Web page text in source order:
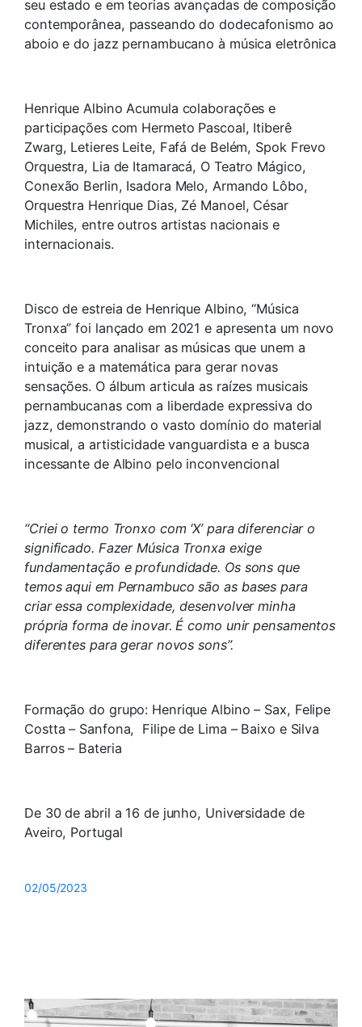
seu estado e em teorias avançadas de composição
contemporânea, passeando do dodecafonismo ao
aboio e do jazz pernambucano à música eletrônica
Henrique Albino Acumula colaborações e
participações com Hermeto Pascoal, Itiberê
Zwarg, Letieres Leite, Fafá de Belém, Spok Frevo
Orquestra, Lia de Itamaracá, O Teatro Mágico,
Conexão Berlin, Isadora Melo, Armando Lôbo,
Orquestra Henrique Dias, Zé Manoel, César
Michiles, entre outros artistas nacionais e
internacionais.
Disco de estreia de Henrique Albino, “Música
Tronxa” foi lançado em 2021 e apresenta um novo
conceito para analisar as músicas que unem a
intuição e a matemática para gerar novas
sensações. O álbum articula as raízes musicais
pernambucanas com a liberdade expressiva do
jazz, demonstrando o vasto domínio do material
musical, a artisticidade vanguardista e a busca
incessante de Albino pelo inconvencional
“Criei o termo Tronxo com ‘X’ para diferenciar o
significado. Fazer Música Tronxa exige
fundamentação e profundidade. Os sons que
temos aqui em Pernambuco são as bases para
criar essa complexidade, desenvolver minha
própria forma de inovar. É como unir pensamentos
diferentes para gerar novos sons”.
Formação do grupo: Henrique Albino – Sax, Felipe
Costta – Sanfona, Filipe de Lima – Baixo e Silva
Barros – Bateria
De 30 de abril a 16 de junho, Universidade de
Aveiro, Portugal
02/05/2023